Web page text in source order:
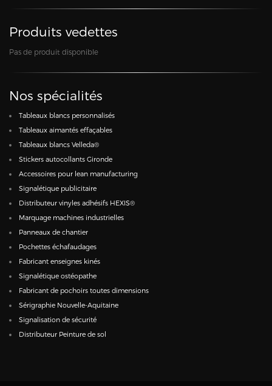
Produits vedettes
Pas de produit disponible
Nos spécialités
Tableaux blancs personnalisés
Tableaux aimantés effaçables
Tableaux blancs Velleda®
Stickers autocollants Gironde
Accessoires pour lean manufacturing
Signalétique publicitaire
Distributeur vinyles adhésifs HEXIS®
Marquage machines industrielles
Panneaux de chantier
Pochettes échafaudages
Fabricant enseignes kinés
Signalétique ostéopathe
Fabricant de pochoirs toutes dimensions
Sérigraphie Nouvelle-Aquitaine
Signalisation de sécurité
Distributeur Peinture de sol